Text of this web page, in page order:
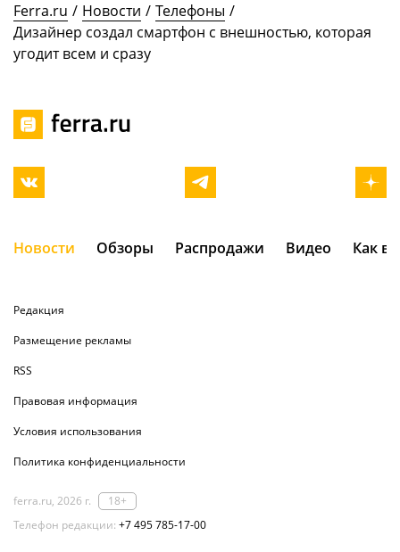
Ferra.ru / Новости / Телефоны /
Дизайнер создал смартфон с внешностью, которая
угодит всем и сразу
Новости Обзоры Распродажи Видео Как
Редакция
Размещение рекламы
RSS
Правовая информация
Условия использования
Политика конфиденциальности
ferra.ru, 2026 г.
18+
Телефон редакции: +7 495 785-17-00